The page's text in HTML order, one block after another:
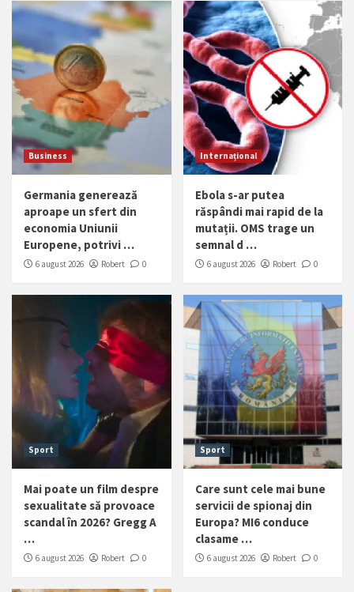
Business
Germania generează
aproape un sfert din
economia Uniunii
Europene, potrivi …
6 august 2026 Robert 0
Internațional
Ebola s-ar putea
răspândi mai rapid de la
mutații. OMS trage un
semnal d …
6 august 2026 Robert 0
Sport
Mai poate un film despre
sexualitate să provoace
scandal în 2026? Gregg A
…
6 august 2026 Robert 0
Sport
Care sunt cele mai bune
servicii de spionaj din
Europa? MI6 conduce
clasame …
6 august 2026 Robert 0